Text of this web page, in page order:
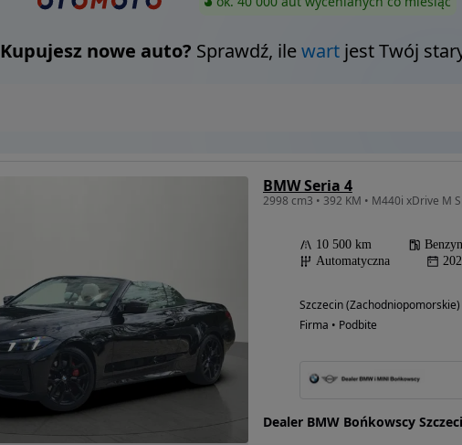
Kupujesz nowe auto? Sprawdź, ilewartjest Twój
BMW Seria 4
10 500 km
Automatyczna
Szczecin (Zachodniopomorskie)
Firma • Podbite
Dealer BMW Bońkowscy